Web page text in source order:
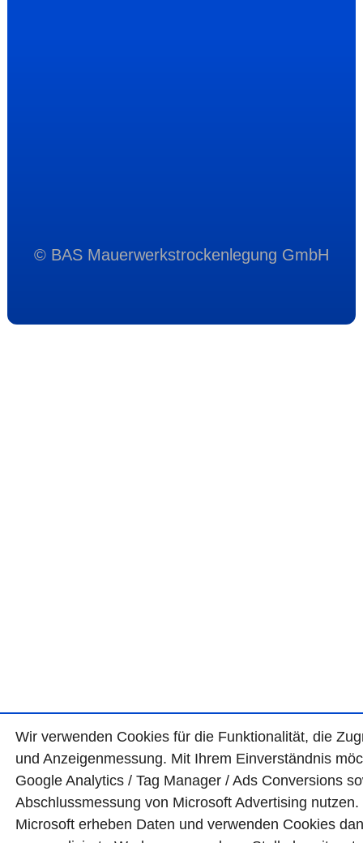
© BAS Mauerwerkstrockenlegung GmbH
Wir ver­wen­den Cookies für die Funktio­na­lität, die
und Anzei­gen­mes­sung. Mit Ihrem Ein­ver­ständ­nis
Google Analytics / Tag Manager / Ads Con­ver­sions
Abschluss­mes­sung von Micro­soft Adver­tising
Micro­soft erheben Daten und ver­wen­den Cookies